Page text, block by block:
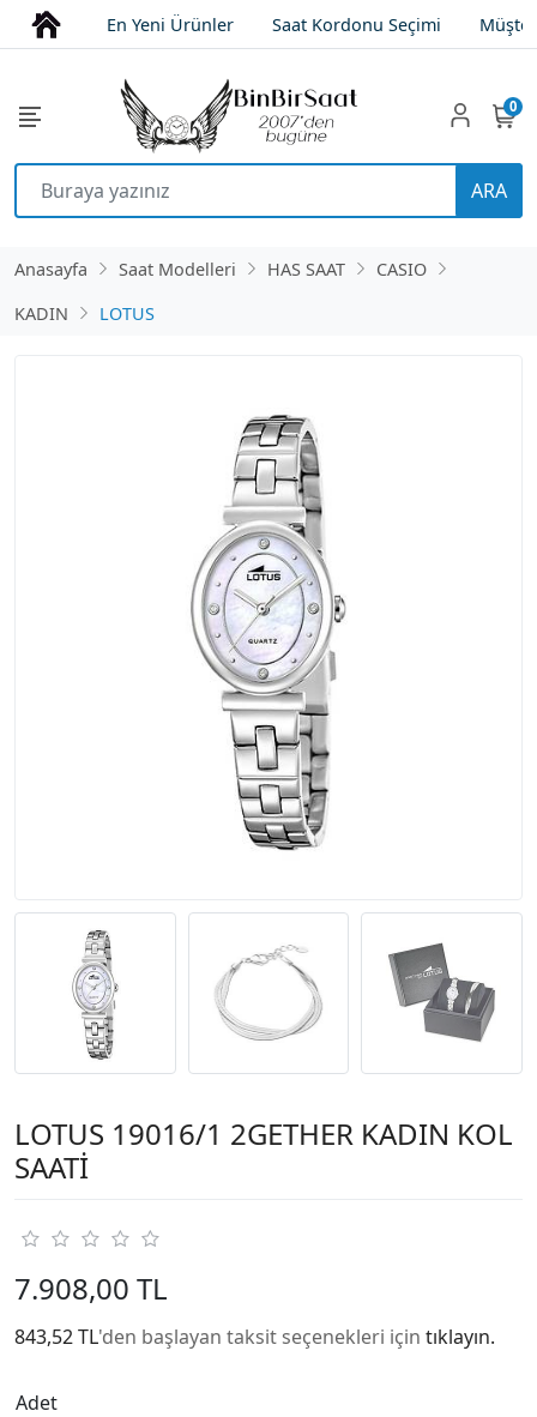
En Yeni Ürünler Saat Kordonu Seçimi
ARA
0
Anasayfa Saat Modelleri HAS SAAT
CASIO
KADIN
LOTUS
LOTUS 19016/1 2GETHER KADIN KOL
SAATİ
7.908,00 TL
843,52 TL'den başlayan taksit seçenekleri için tıklayın.
Adet